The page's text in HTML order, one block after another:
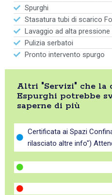
Spurghi
Stasatura tubi di scarico
Lavaggio ad alta
Pulizia serbatoi
Pronto intervento spurgo
Altri "Servizi" che la
Espurghi potrebbe
saperne di più
Certificata ai Spazi
rilasciato altre info")